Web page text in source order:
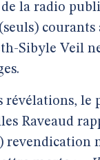
la radio
Sibyle Veil
révélations, le
Raveaud
revendication